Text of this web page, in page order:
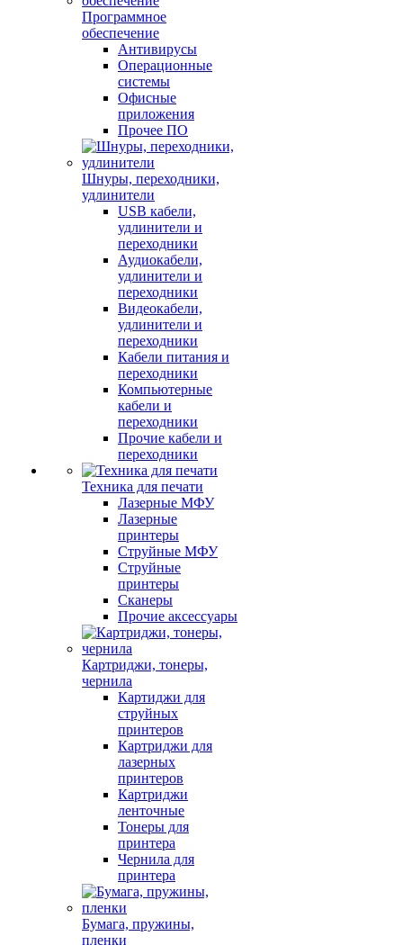
Программное
обеспечение
Антивирусы
Операционные
системы
Офисные
приложения
Прочее ПО
Шнуры, переходники,
удлинители
USB кабели,
удлинители и
переходники
Аудиокабели,
удлинители и
переходники
Видеокабели,
удлинители и
переходники
Кабели питания и
переходники
Компьютерные
кабели и
переходники
Прочие кабели и
переходники
Техника для печати
Лазерные МФУ
Лазерные
принтеры
Струйные МФУ
Струйные
принтеры
Сканеры
Прочие аксессуары
Картриджи, тонеры,
чернила
Картиджи для
струйных
принтеров
Картриджи для
лазерных
принтеров
Картриджи
ленточные
Тонеры для
принтера
Чернила для
принтера
Бумага, пружины,
пленки